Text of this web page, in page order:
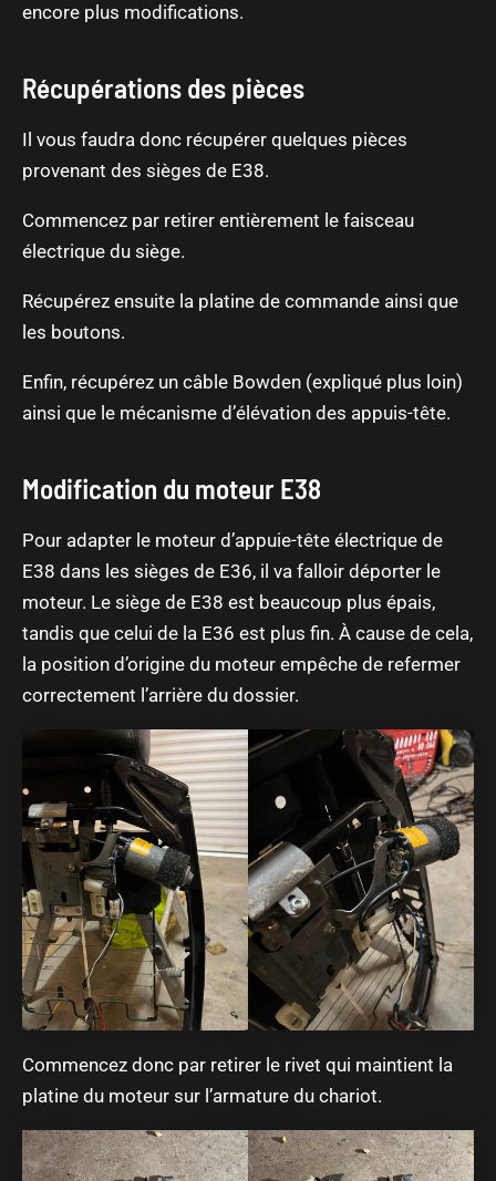
encore plus modifications.
Récupérations des pièces
Il vous faudra donc récupérer quelques pièces
provenant des sièges de E38.
Commencez par retirer entièrement le faisceau
électrique du siège.
Récupérez ensuite la platine de commande ainsi que
les boutons.
Enfin, récupérez un câble Bowden (expliqué plus loin)
ainsi que le mécanisme d’élévation des appuis-tête.
Modification du moteur E38
Pour adapter le moteur d’appuie-tête électrique de
E38 dans les sièges de E36, il va falloir déporter le
moteur. Le siège de E38 est beaucoup plus épais,
tandis que celui de la E36 est plus fin. À cause de cela,
la position d’origine du moteur empêche de refermer
correctement l’arrière du dossier.
Commencez donc par retirer le rivet qui maintient la
platine du moteur sur l’armature du chariot.